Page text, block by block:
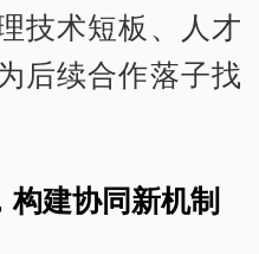
技术短板、人才
后续合作落子找
构建协同新机制